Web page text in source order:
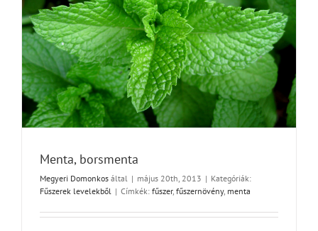
Menta, borsmenta
Megyeri Domonkos által | május 20th, 2013 | Kategóriák:
Fűszerek levelekből | Címkék: fűszer, fűszernövény, menta